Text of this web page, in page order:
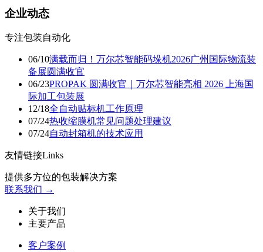
企业动态
专注包装自动化
06/10满载而归！万尔芯智能码垛机2026广州国际物流装
备展圆满收官
06/23PROPAK 圆满收官｜万尔芯智能亮相 2026 上海国
际加工包装展
12/18​全自动贴标机工作原理
07/24热收缩膜机常见问题处理建议
07/24自动封箱机的技术应用
友情链接Links
提供多方位的包装解决方案
联系我们 →
关于我们
主要产品
客户案例